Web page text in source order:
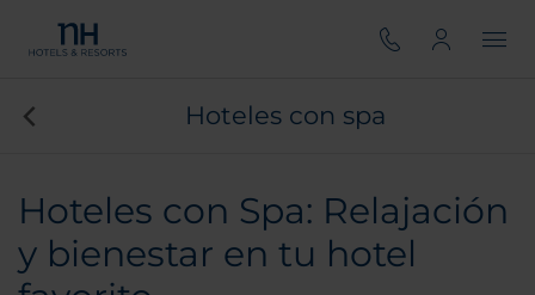
Hoteles con spa
Hoteles con Spa: Relajación
y bienestar en tu hotel